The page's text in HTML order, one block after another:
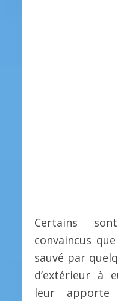
Certains
convaincus
sauvé par
d’extérieur à
leur